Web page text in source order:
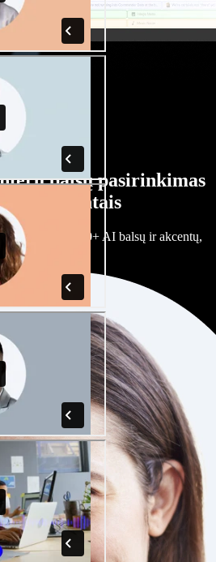
balsų pasirinkimas
akcentais
Rinkitės iš 100+ AI balsų ir akcentų,